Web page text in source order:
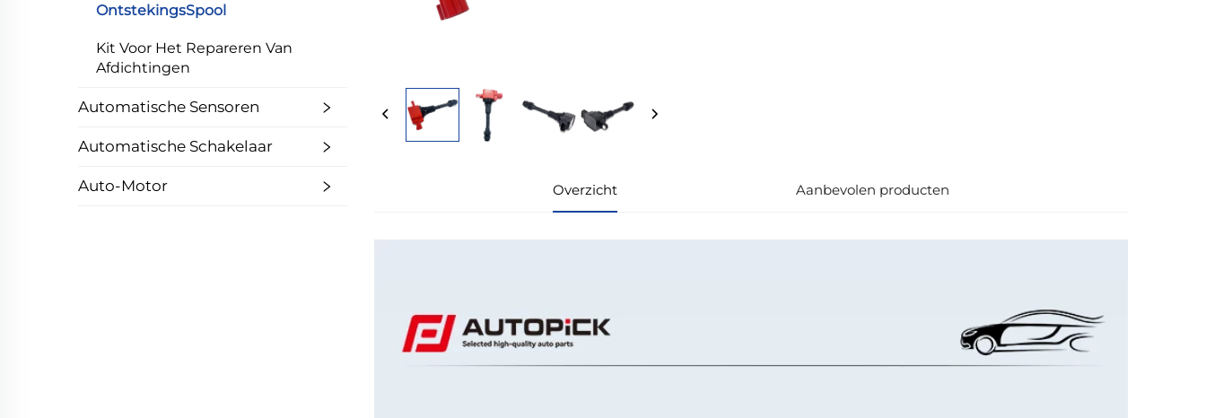
OntstekingsSpool
Kit Voor Het Repareren Van
Afdichtingen
Automatische Sensoren
Automatische Schakelaar
Auto-Motor Overzicht Aanbevolen producten